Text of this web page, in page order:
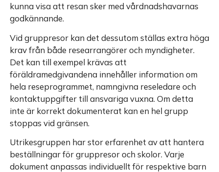
kunna visa att resan sker med vårdnadshavarnas
godkännande.
Vid gruppresor kan det dessutom ställas extra höga
krav från både researrangörer och myndigheter.
Det kan till exempel krävas att
föräldramedgivandena innehåller information om
hela reseprogrammet, namngivna reseledare och
kontaktuppgifter till ansvariga vuxna. Om detta
inte är korrekt dokumenterat kan en hel grupp
stoppas vid gränsen.
Utrikesgruppen har stor erfarenhet av att hantera
beställningar för gruppresor och skolor. Varje
dokument anpassas individuellt för respektive barn